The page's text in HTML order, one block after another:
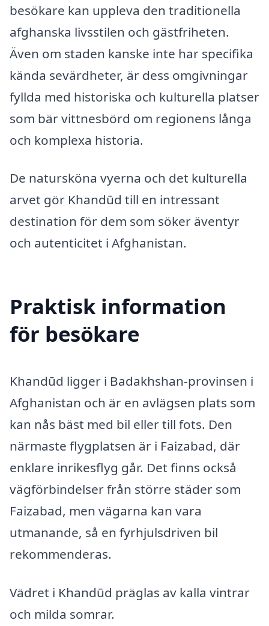
besökare kan uppleva den traditionella
afghanska livsstilen och gästfriheten.
Även om staden kanske inte har specifika
kända sevärdheter, är dess omgivningar
fyllda med historiska och kulturella platser
som bär vittnesbörd om regionens långa
och komplexa historia.
De natursköna vyerna och det kulturella
arvet gör Khandūd till en intressant
destination för dem som söker äventyr
och autenticitet i Afghanistan.
Praktisk information
för besökare
Khandūd ligger i Badakhshan-provinsen i
Afghanistan och är en avlägsen plats som
kan nås bäst med bil eller till fots. Den
närmaste flygplatsen är i Faizabad, där
enklare inrikesflyg går. Det finns också
vägförbindelser från större städer som
Faizabad, men vägarna kan vara
utmanande, så en fyrhjulsdriven bil
rekommenderas.
Vädret i Khandūd präglas av kalla vintrar
och milda somrar.